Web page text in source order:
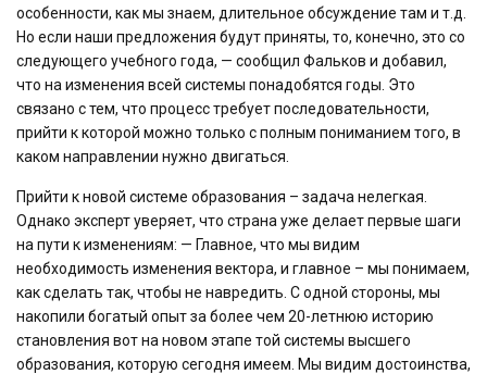
особенности, как мы знаем, длительное обсуждение там и т.д.
Но если наши предложения будут приняты, то, конечно, это со
следующего учебного года, — сообщил Фальков и добавил,
что на изменения всей системы понадобятся годы. Это
связано с тем, что процесс требует последовательности,
прийти к которой можно только с полным пониманием того, в
каком направлении нужно двигаться.
Прийти к новой системе образования – задача нелегкая.
Однако эксперт уверяет, что страна уже делает первые шаги
на пути к изменениям: — Главное, что мы видим
необходимость изменения вектора, и главное – мы понимаем,
как сделать так, чтобы не навредить. С одной стороны, мы
накопили богатый опыт за более чем 20-летнюю историю
становления вот на новом этапе той системы высшего
образования, которую сегодня имеем. Мы видим достоинства,